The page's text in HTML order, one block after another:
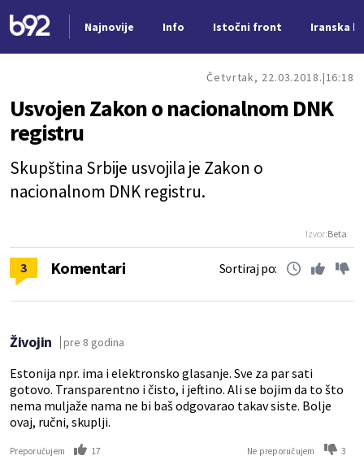
Najnovije Info Istočni front Iranska
Četvrtak, 22.03.2018. 16:18
Usvojen Zakon o nacionalnom DNK
registru
Skupština Srbije usvojila je Zakon o
nacionalnom DNK registru.
Izvor:Beta
3 Komentari Sortiraj po:
Živojin pre 8 godina
Estonija npr. ima i elektronsko glasanje. Sve za par sati
gotovo. Transparentno i čisto, i jeftino. Ali se bojim da to što
nema muljaže nama ne bi baš odgovarao takav siste. Bolje
ovaj, ručni, skuplji.
Preporučujem 17 Ne preporučujem 3